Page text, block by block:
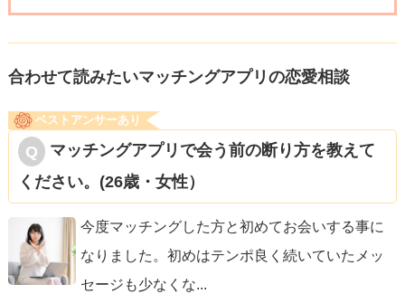
合わせて読みたいマッチングアプリの恋愛相談
ベストアンサーあり
マッチングアプリで会う前の断り方を教えて
ください。(26歳・女性）
今度マッチングした方と初めてお会いする事に
なりました。初めはテンポ良く続いていたメッ
セージも少なくな...